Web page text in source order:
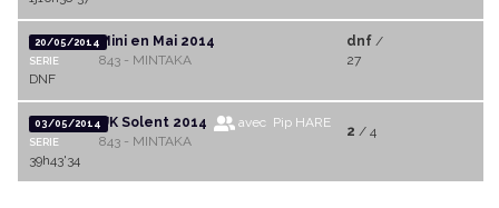
20/05/2014
SERIE
Mini en Mai 2014
843 - MINTAKA
dnf/
27
DNF
03/05/2014
SERIE
UK Solent 2014
avec Pip HARE
843 - MINTAKA
2 / 4
39h43'34